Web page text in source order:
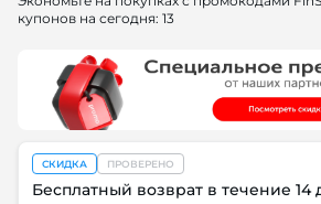
купонов на сегодня: 13
СКИДКА ПРОВЕРЕНО
Бесплатный возврат в течение 14